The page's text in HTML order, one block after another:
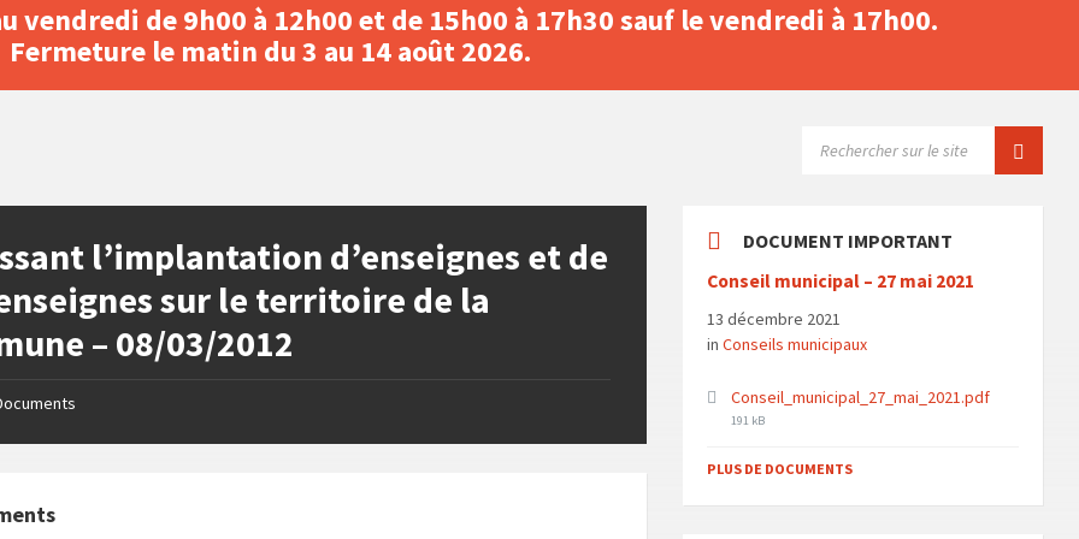
vendredi de 9h00 à 12h00 et de 15h00 à 17h30 sauf le vendredi à 17h00.
Fermeture le matin du 3 au 14 août 2026.
l’implantation d’enseignes et de
sur le territoire de la
– 08/03/2012
DOCUMENT IMPORTANT
Conseil municipal – 27 mai 2021
13 décembre 2021
inConseils municipaux
Conseil_municipal_27_mai_2021.pdf
191 kB
PLUS DE DOCUMENTS